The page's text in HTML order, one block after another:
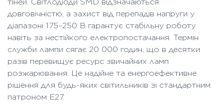
довговічністю, а захист від перепадів напруги у
діапазоні 175–250 В гарантує стабільну роботу
навіть за нестійкого електропостачання. Термін
служби лампи сягає 20 000 годин, що в десятки
разів перевищує ресурс звичайних ламп
розжарювання. Це надійне та енергоефективне
рішення для будь-яких світильників зі стандартним
патроном E27.